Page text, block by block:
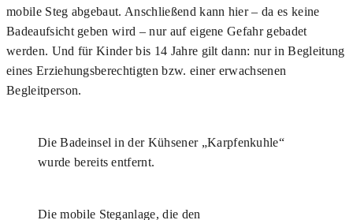
mobile Steg abgebaut. Anschließend kann hier – da es keine
Badeaufsicht geben wird – nur auf eigene Gefahr gebadet
werden. Und für Kinder bis 14 Jahre gilt dann: nur in Begleitung
eines Erziehungsberechtigten bzw. einer erwachsenen
Begleitperson.
Die Badeinsel in der Kühsener „Karpfenkuhle“
wurde bereits entfernt.
Die mobile Steganlage, die den